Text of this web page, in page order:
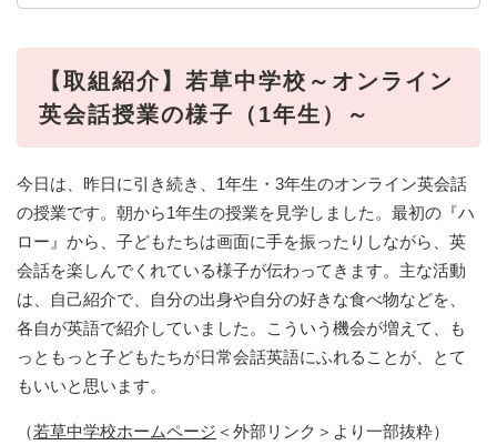
【取組紹介】若草中学校～オンライン
英会話授業の様子（1年生）～
今日は、昨日に引き続き、1年生・3年生のオンライン英会話
の授業です。朝から1年生の授業を見学しました。最初の『ハ
ロー』から、子どもたちは画面に手を振ったりしながら、英
会話を楽しんでくれている様子が伝わってきます。主な活動
は、自己紹介で、自分の出身や自分の好きな食べ物などを、
各自が英語で紹介していました。こういう機会が増えて、も
っともっと子どもたちが日常会話英語にふれることが、とて
もいいと思います。
（若草中学校ホームページ ＜外部リンク＞ より一部抜粋）